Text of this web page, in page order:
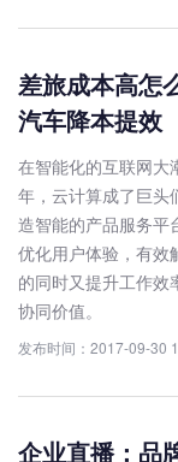
差旅成本高怎
汽车降本提效
在智能化的互联网大
年，云计算成了巨头
造智能的产品服务平
优化用户体验，有效
的同时又提升工作效
协同价值。
发布时间：2017-09-30
企业直播：品